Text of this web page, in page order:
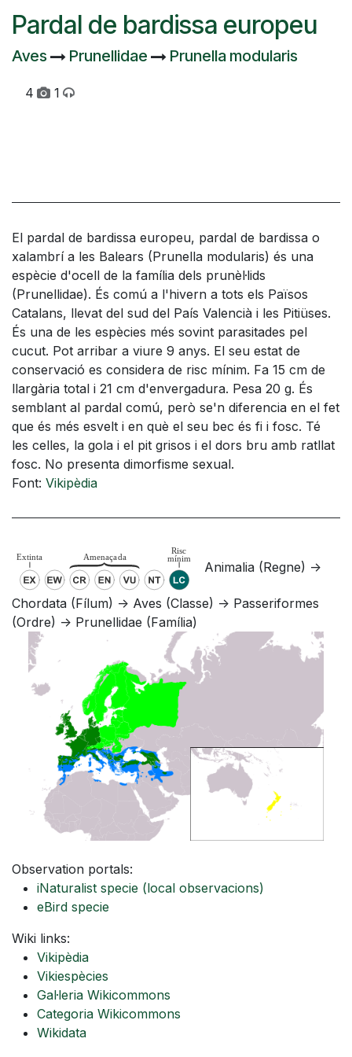
Pardal de bardissa europeu
Aves Prunellidae Prunella modularis
4 1
El pardal de bardissa europeu, pardal de bardissa o
xalambrí a les Balears (Prunella modularis) és una
espècie d'ocell de la família dels prunèl·lids
(Prunellidae). És comú a l'hivern a tots els Països
Catalans, llevat del sud del País Valencià i les Pitiüses.
És una de les espècies més sovint parasitades pel
cucut. Pot arribar a viure 9 anys. El seu estat de
conservació es considera de risc mínim. Fa 15 cm de
llargària total i 21 cm d'envergadura. Pesa 20 g. És
semblant al pardal comú, però se'n diferencia en el fet
que és més esvelt i en què el seu bec és fi i fosc. Té
les celles, la gola i el pit grisos i el dors bru amb ratllat
fosc. No presenta dimorfisme sexual.
Font: Vikipèdia
Animalia (Regne) ->
Chordata (Fílum) -> Aves (Classe) -> Passeriformes
(Ordre) -> Prunellidae (Família)
Observation portals:
iNaturalist specie (local observacions)
eBird specie
Wiki links:
Vikipèdia
Vikiespècies
Gal·leria Wikicommons
Categoria Wikicommons
Wikidata